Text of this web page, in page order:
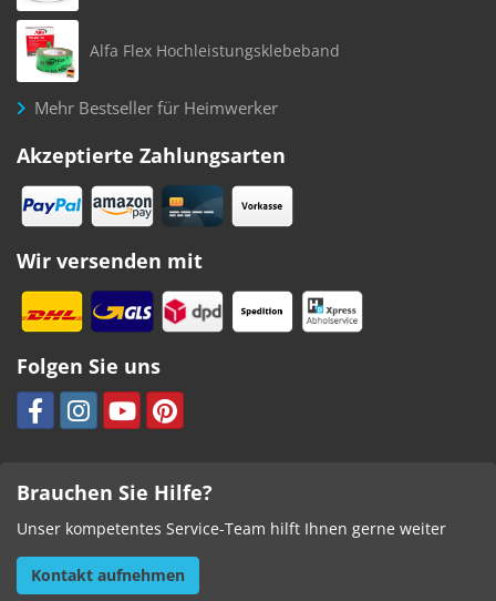
Alfa Flex Hochleistungsklebeband
Mehr Bestseller für Heimwerker
Akzeptierte Zahlungsarten
Wir versenden mit
Folgen Sie uns
Brauchen Sie Hilfe?
Unser kompetentes Service-Team hilft Ihnen gerne weiter
Kontakt aufnehmen